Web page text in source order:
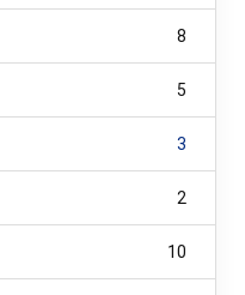
8
5
3
2
10